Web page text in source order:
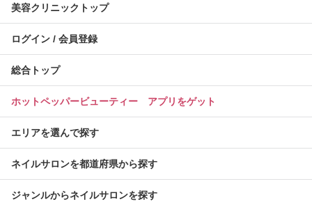
美容クリニックトップ
ログイン / 会員登録
総合トップ
ホットペッパービューティー アプリをゲット
エリアを選んで探す
ネイルサロンを都道府県から探す
ジャンルからネイルサロンを探す